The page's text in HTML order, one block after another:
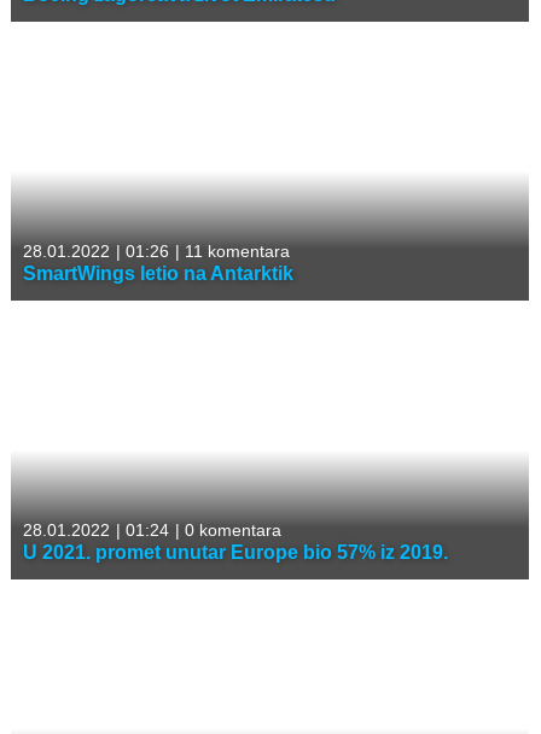
28.01.2022 | 01:26 | 11 komentara
SmartWings letio na Antarktik
28.01.2022 | 01:24 | 0 komentara
U 2021. promet unutar Europe bio 57% iz 2019.